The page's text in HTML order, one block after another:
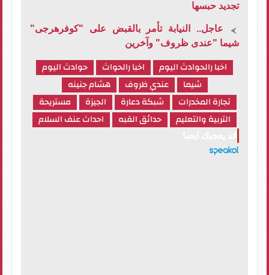
تجديد حبسها
عاجل.. النيابة تأمر بالقبض على "كوفرهرجى"
شيما "عندى ظروف" وآخرين
اخبا رالحوادث اليوم اخبا رالحواث
حوادث اليوم
شيما
عندي ظروف
هشام جنينه
تجارة المخدرات
شبكة دعارة الجيزة
مستريحة
التربية والتعليم
حدائق القبه احداث عنف السلام